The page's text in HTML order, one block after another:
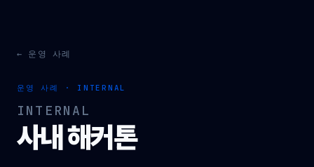
← 운영 사례
운영 사례 · INTERNAL
INTERNAL
사내 해커톤